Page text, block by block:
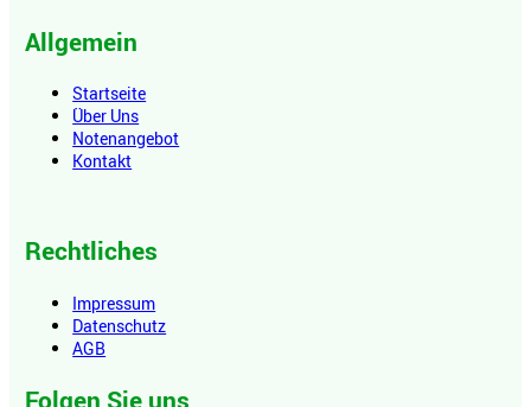
Allgemein
Startseite
Über Uns
Notenangebot
Kontakt
Rechtliches
Impressum
Datenschutz
AGB
Folgen Sie uns